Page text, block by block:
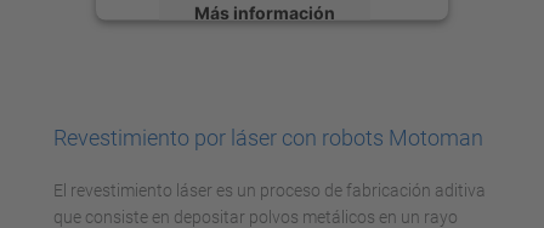
Más información
Management Platform
Revestimiento por láser con robots Motoman
El revestimiento láser es un proceso de fabricación aditiva
que consiste en depositar polvos metálicos en un rayo